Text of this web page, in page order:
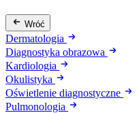
Wróć
Dermatologia
Diagnostyka obrazowa
Kardiologia
Okulistyka
Oświetlenie diagnostyczne
Pulmonologia